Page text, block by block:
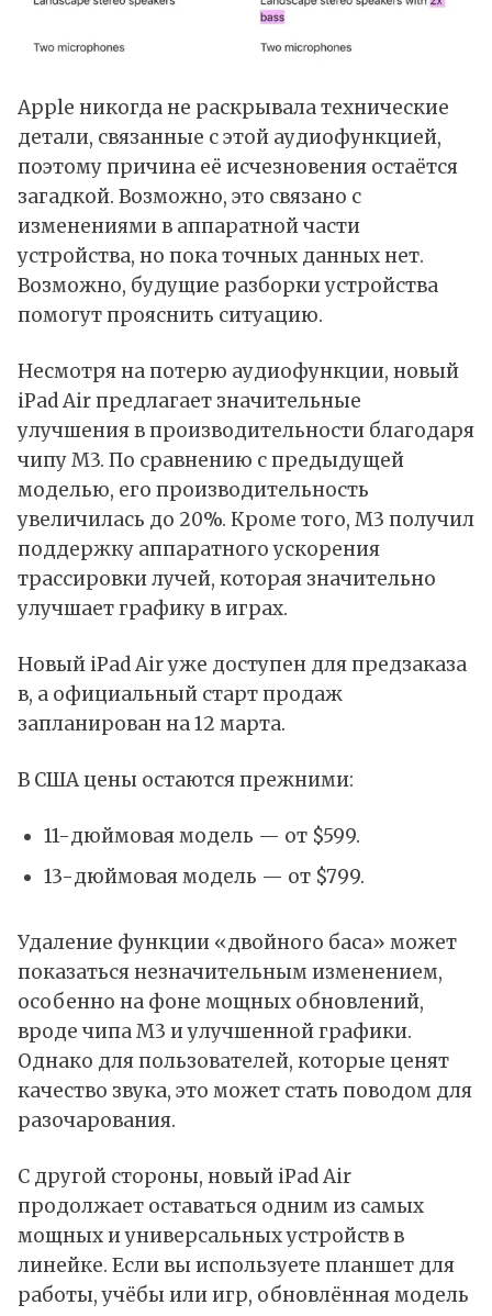
Apple никогда не раскрывала технические
детали, связанные с этой аудиофункцией,
поэтому причина её исчезновения остаётся
загадкой. Возможно, это связано с
изменениями в аппаратной части
устройства, но пока точных данных нет.
Возможно, будущие разборки устройства
помогут прояснить ситуацию.
Несмотря на потерю аудиофункции, новый
iPad Air предлагает значительные
улучшения в производительности благодаря
чипу M3. По сравнению с предыдущей
моделью, его производительность
увеличилась до 20%. Кроме того, M3 получил
поддержку аппаратного ускорения
трассировки лучей, которая значительно
улучшает графику в играх.
Новый iPad Air уже доступен для предзаказа
в, а официальный старт продаж
запланирован на 12 марта.
В СШАцены остаются прежними:
11-дюймовая модель — от $599.
13-дюймовая модель — от $799.
Удаление функции «двойного баса» может
показаться незначительным изменением,
особенно на фоне мощных обновлений,
вроде чипа M3 и улучшенной графики.
Однако для пользователей, которые ценят
качество звука, это может стать поводом для
разочарования.
С другой стороны, новый iPad Air
продолжает оставаться одним из самых
мощных и универсальных устройств в
линейке. Если вы используете планшет для
работы, учёбы или игр, обновлённая модель